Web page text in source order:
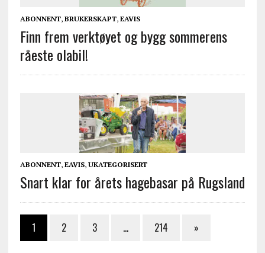
ABONNENT, BRUKERSKAPT, EAVIS
Finn frem verktøyet og bygg sommerens
råeste olabil!
ABONNENT, EAVIS, UKATEGORISERT
Snart klar for årets hagebasar på Rugsland
1 2 3 … 214 »